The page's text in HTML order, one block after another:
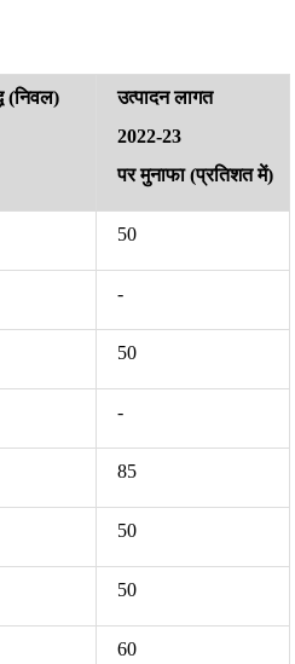
(निवल)
उत्पादन लागत
2022-23
पर मुनाफा(प्रतिशत में)
50
-
50
-
85
50
50
60